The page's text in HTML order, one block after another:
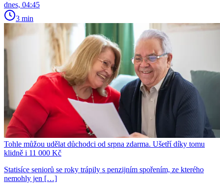
dnes, 04:45
3 min
Tohle můžou udělat důchodci od srpna zdarma. Ušetří díky tomu
klidně i 11 000 Kč
Statisíce seniorů se roky trápily s penzijním spořením, ze kterého
nemohly jen […]